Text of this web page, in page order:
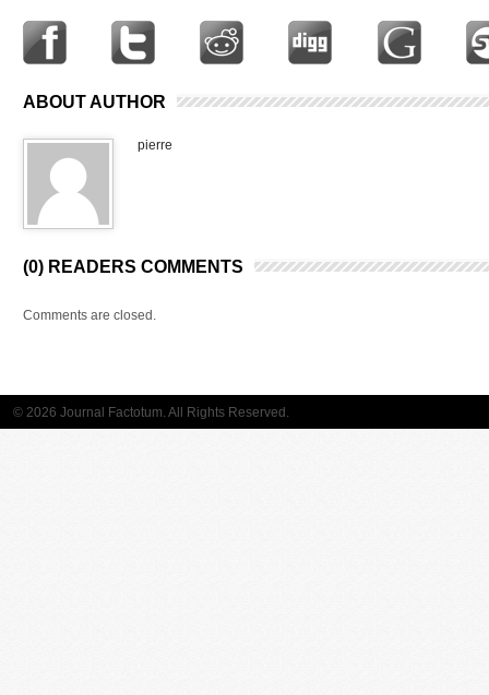
ABOUT AUTHOR
pierre
(0) READERS COMMENTS
Comments are closed.
© 2026 Journal Factotum. All Rights Reserved.